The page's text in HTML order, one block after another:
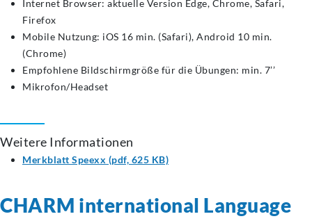
Internet Browser: aktuelle Version Edge, Chrome, Safari,
Firefox
Mobile Nutzung: iOS 16 min. (Safari), Android 10 min.
(Chrome)
Empfohlene Bildschirmgröße für die Übungen: min. 7’’
Mikrofon/Headset
Weitere Informationen
Merkblatt Speexx (pdf, 625 KB)
CHARM international Language